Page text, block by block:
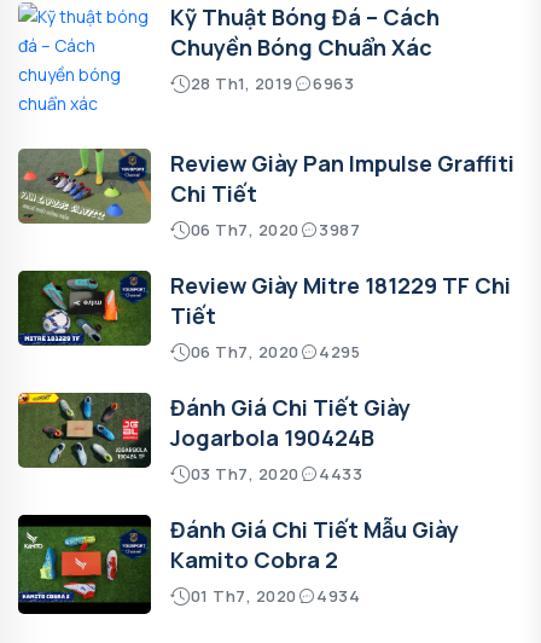
Kỹ Thuật Bóng Đá – Cách
Chuyền Bóng Chuẩn Xác
28 Th1, 2019 6963
Review Giày Pan Impulse Graffiti
Chi Tiết
06 Th7, 2020 3987
Review Giày Mitre 181229 TF Chi
Tiết
06 Th7, 2020 4295
Đánh Giá Chi Tiết Giày
Jogarbola 190424B
03 Th7, 2020 4433
Đánh Giá Chi Tiết Mẫu Giày
Kamito Cobra 2
01 Th7, 2020 4934